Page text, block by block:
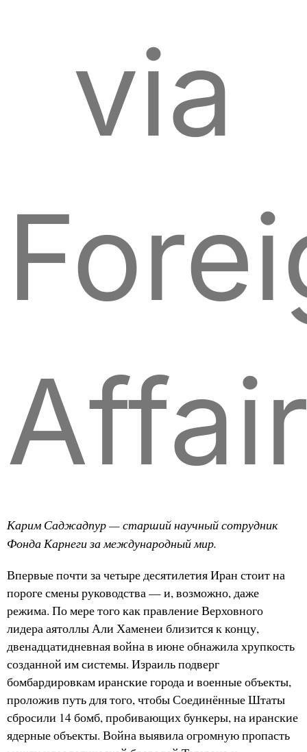
via
Карим Саджадпур — старший научный сотрудник
Фонда Карнеги за международный мир.
Впервые почти за четыре десятилетия Иран стоит на
пороге смены руководства — и, возможно, даже
режима. По мере того как правление Верховного
лидера аятоллы Али Хаменеи близится к концу,
двенадцатидневная война в июне обнажила хрупкость
созданной им системы. Израиль подверг
бомбардировкам иранские города и военные объекты,
проложив путь для того, чтобы Соединённые Штаты
сбросили 14 бомб, пробивающих бункеры, на иранские
ядерные объекты. Война выявила огромную пропасть